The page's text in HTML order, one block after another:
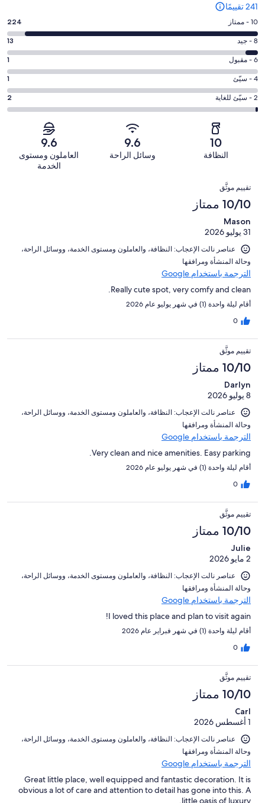
241 تقييمًا
درجة
التصنيف
10
-
ممتاز.
224
من
أصل
10 - ممتاز 224
درجة
التصنيف
8
-
جيد.
13
8 - جيد 13
درجة
التصنيف
6
-
مقبول.
تقييمات
النزلاء
6 - مقبول 1
درجة
التصنيف
4
من
تقييمات
4 - سيّئ 1
درجة
التصنيف
من
أصل
241
من
تقييمات
النزلاء
2 - سيّئ للغاية 2
10
النظافة
9.6
وسائل الراحة
9.6
العاملون ومستوى
الخدمة
التقييمات
تقييم موثَّق
10/10 ممتاز
Mason
31 يوليو 2026
عناصر نالت الإعجاب: ⁦النظافة⁩، و⁦العاملون ومستوى الخدمة⁩، و⁦وسائل الراحة⁩،
و⁦حالة المنشأة ومرافقها⁩
الترجمة باستخدام Google
Really cute spot, very comfy and clean.
أقام ليلة واحدة (1) في شهر يوليو عام 2026
0
تقييم موثَّق
10/10 ممتاز
Darlyn
8 يوليو 2026
عناصر نالت الإعجاب: ⁦النظافة⁩، و⁦العاملون ومستوى الخدمة⁩، و⁦وسائل الراحة⁩،
و⁦حالة المنشأة ومرافقها⁩
الترجمة باستخدام Google
Very clean and nice amenities. Easy parking.
أقام ليلة واحدة (1) في شهر يوليو عام 2026
0
تقييم موثَّق
10/10 ممتاز
Julie
2 مايو 2026
عناصر نالت الإعجاب: ⁦النظافة⁩، و⁦العاملون ومستوى الخدمة⁩، و⁦وسائل الراحة⁩،
و⁦حالة المنشأة ومرافقها⁩
الترجمة باستخدام Google
I loved this place and plan to visit again!
أقام ليلة واحدة (1) في شهر فبراير عام 2026
0
تقييم موثَّق
10/10 ممتاز
Carl
1 أغسطس 2026
عناصر نالت الإعجاب: ⁦النظافة⁩، و⁦العاملون ومستوى الخدمة⁩، و⁦وسائل الراحة⁩،
و⁦حالة المنشأة ومرافقها⁩
الترجمة باستخدام Google
Great little place, well equipped and fantastic decoration. It is
obvious a lot of care and attention to detail has gone into this. A